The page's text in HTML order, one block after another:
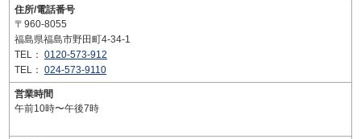
住所/電話番号
〒960-8055
福島県福島市野田町4-34-1
TEL： 0120-573-912
TEL： 024-573-9110
営業時間
午前10時〜午後7時